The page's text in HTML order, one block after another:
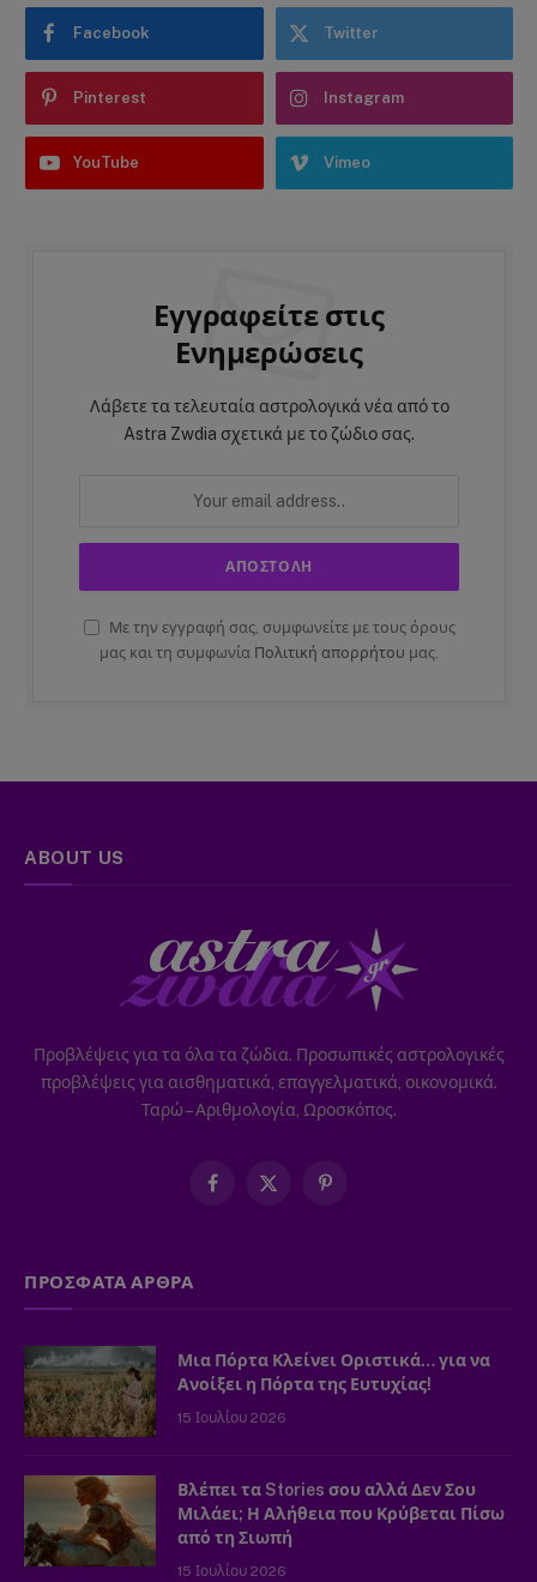
Facebook Twitter
Pinterest Instagram
YouTube Vimeo
Εγγραφείτε στις
Ενημερώσεις
Λάβετε τα τελευταία αστρολογικά νέα από το
Astra Zwdia σχετικά με το ζώδιο σας.
Με την εγγραφή σας, συμφωνείτε με τους όρους
μας και τη συμφωνία Πολιτική απορρήτου μας.
ABOUT US
Προβλέψεις για τα όλα τα ζώδια. Προσωπικές αστρολογικές
προβλέψεις για αισθηματικά, επαγγελματικά, οικονομικά.
Ταρώ – Αριθμολογία, Ωροσκόπος.
Facebook
X
Pinterest
ΠΡΟΣΦΑΤΑ ΑΡΘΡΑ
Μια Πόρτα Κλείνει Οριστικά… για να
Ανοίξει η Πόρτα της Ευτυχίας!
15 Ιουλίου 2026
Βλέπει τα Stories σου αλλά Δεν Σου
Μιλάει; Η Αλήθεια που Κρύβεται Πίσω
από τη Σιωπή
15 Ιουλίου 2026